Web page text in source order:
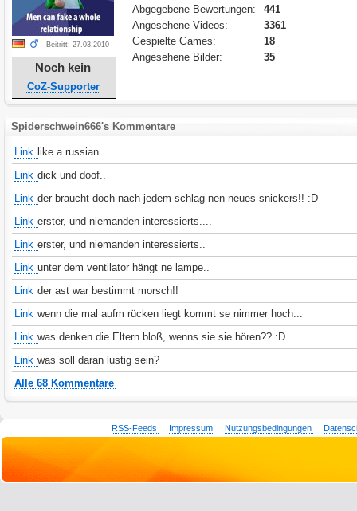
Beitritt: 27.03.2010
Noch kein
CoZ-Supporter
Abgegebene Bewertungen:
441
Angesehene Videos:
3361
Gespielte Games:
18
Angesehene Bilder:
35
Spiderschwein666's Kommentare
Link like a russian
Link dick und doof..
Link der braucht doch nach jedem schlag nen neues snickers!! :D
Link erster, und niemanden interessierts....
Link erster, und niemanden interessierts..
Link unter dem ventilator hängt ne lampe..
Link der ast war bestimmt morsch!!
Link wenn die mal aufm rücken liegt kommt se nimmer hoch...
Link was denken die Eltern bloß, wenns sie sie hören?? :D
Link was soll daran lustig sein?
Alle 68 Kommentare
RSS-Feeds Impressum Nutzungsbedingungen